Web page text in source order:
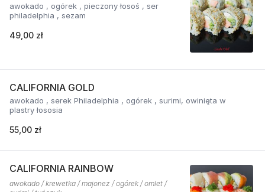
awokado , ogórek , pieczony łosoś , ser
philadelphia , sezam
49,00 zł
CALIFORNIA GOLD
awokado , serek Philadelphia , ogórek , surimi, owinięta w
plastry łososia
55,00 zł
CALIFORNIA RAINBOW
awokado / krewetka / majonez / ogórek / omlet /